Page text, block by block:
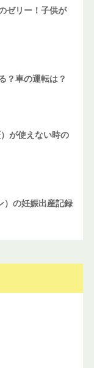
ゼリー！子供が
？車の運転は？
が使えない時の
）の妊娠出産記録